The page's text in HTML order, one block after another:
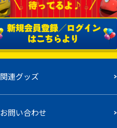
関連グッズ
お問い合わせ